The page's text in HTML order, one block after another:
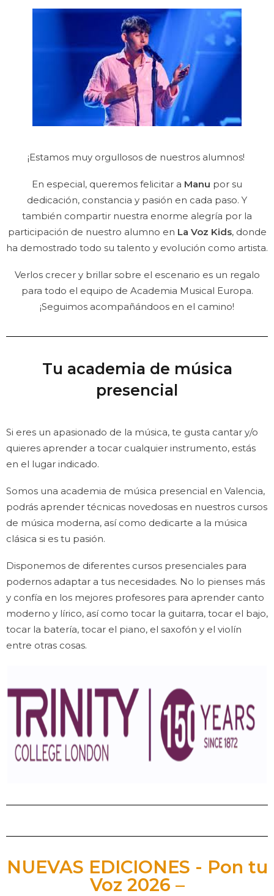
¡Estamos muy orgullosos de nuestros alumnos!
En especial, queremos felicitar a Manu por su
dedicación, constancia y pasión en cada paso. Y
también compartir nuestra enorme alegría por la
participación de nuestro alumno en La Voz Kids, donde
ha demostrado todo su talento y evolución como artista.
Verlos crecer y brillar sobre el escenario es un regalo
para todo el equipo de Academia Musical Europa.
¡Seguimos acompañándoos en el camino!
Tu academia de música
presencial
Si eres un apasionado de la música, te gusta cantar y/o
quieres aprender a tocar cualquier instrumento, estás
en el lugar indicado.
Somos una academia de música presencial en Valencia,
podrás aprender técnicas novedosas en nuestros cursos
de música moderna, así como dedicarte a la música
clásica si es tu pasión.
Disponemos de diferentes cursos presenciales para
podernos adaptar a tus necesidades. No lo pienses más
y confía en los mejores profesores para aprender canto
moderno y lírico, así como tocar la guitarra, tocar el bajo,
tocar la batería, tocar el piano, el saxofón y el violín
entre otras cosas.
NUEVAS EDICIONES - Pon tu
Voz 2026 –